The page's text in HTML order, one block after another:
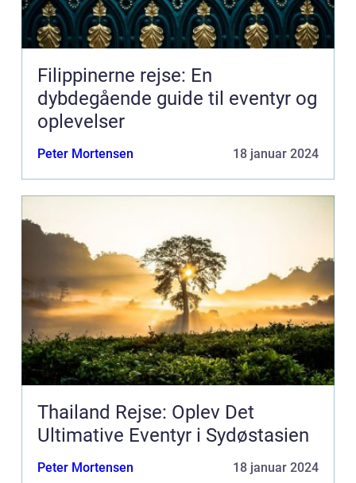
Filippinerne rejse: En
dybdegående guide til eventyr og
oplevelser
Peter Mortensen 18 januar 2024
Thailand Rejse: Oplev Det
Ultimative Eventyr i Sydøstasien
Peter Mortensen 18 januar 2024